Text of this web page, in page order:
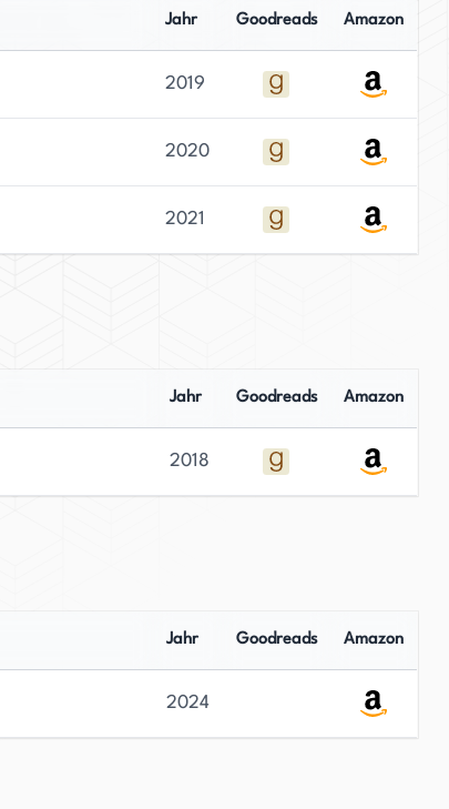
Jahr Goodreads Amazon
2019
2020
2021
Jahr Goodreads Amazon
2018
Jahr Goodreads Amazon
2024